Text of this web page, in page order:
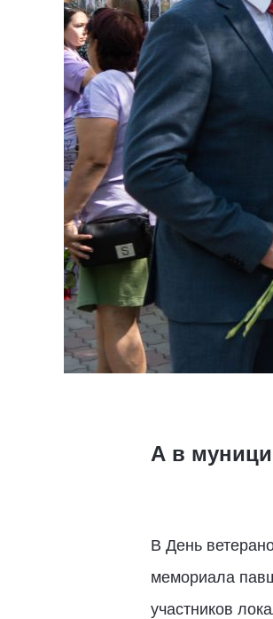
А в
В День
мемориала
участников